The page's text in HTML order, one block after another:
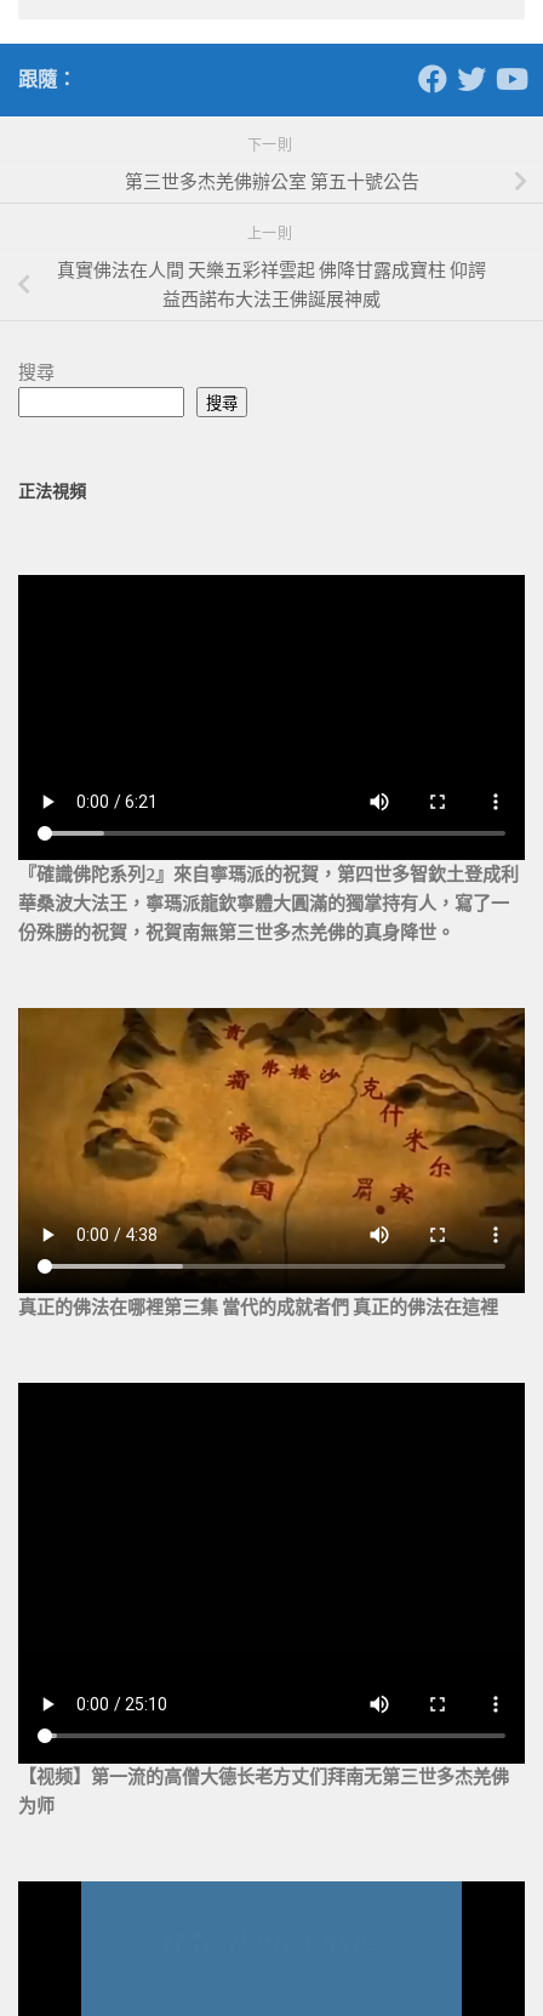
跟隨：
下一則
第三世多杰羌佛辦公室 第五十號公告
上一則
真實佛法在人間 天樂五彩祥雲起 佛降甘露成寶柱 仰諤
益西諾布大法王佛誕展神威
搜尋
搜尋
正法視頻
『確識佛陀系列2』來自寧瑪派的祝賀，第四世多智欽土登成利
華桑波大法王，寧瑪派龍欽寧體大圓滿的獨掌持有人，寫了一
份殊勝的祝賀，祝賀南無第三世多杰羌佛的真身降世。
真正的佛法在哪裡第三集 當代的成就者們 真正的佛法在這裡
【视频】第一流的高僧大德长老方丈们拜南无第三世多杰羌佛
为师